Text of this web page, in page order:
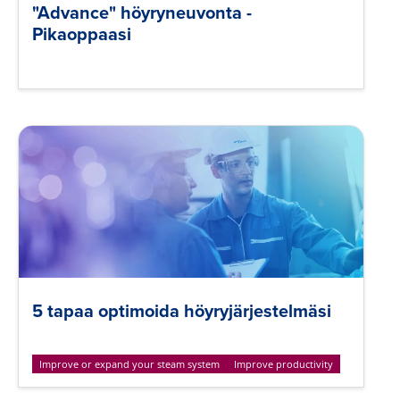
"Advance" höyryneuvonta -
Pikaoppaasi
5 tapaa optimoida höyryjärjestelmäsi
Improve or expand your steam system Improve productivity